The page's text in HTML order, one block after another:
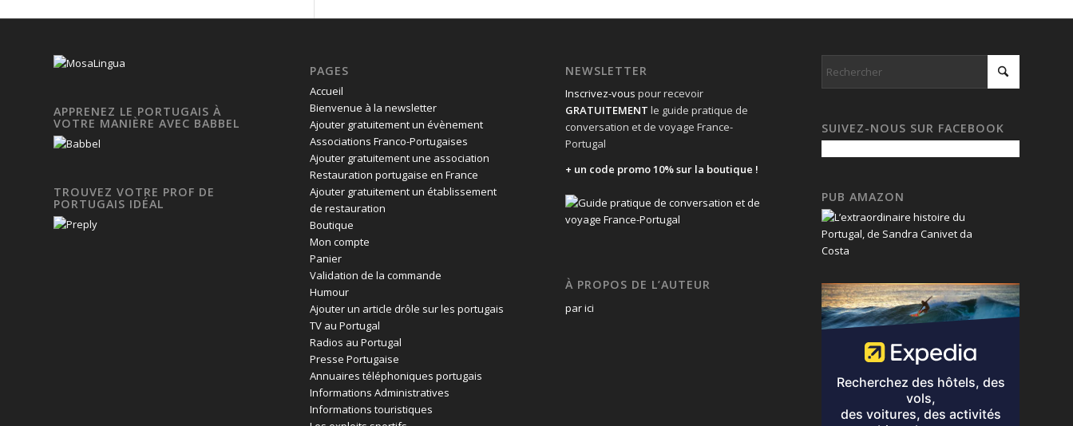
APPRENEZ LE PORTUGAIS À
VOTRE MANIÈRE AVEC BABBEL
TROUVEZ VOTRE PROF DE
PORTUGAIS IDÉAL
PAGES
Accueil
Bienvenue à la newsletter
Ajouter gratuitement un évènement
Associations Franco-Portugaises
Ajouter gratuitement une association
Restauration portugaise en France
Ajouter gratuitement un établissement
de restauration
Boutique
Mon compte
Panier
Validation de la commande
Humour
Ajouter un article drôle sur les portugais
TV au Portugal
Radios au Portugal
Presse Portugaise
Annuaires téléphoniques portugais
Informations Administratives
Informations touristiques
NEWSLETTER
Inscrivez-vous pour recevoir
GRATUITEMENT le guide pratique de
conversation et de voyage France-
Portugal
+ un code promo 10% sur la boutique !
À PROPOS DE L’AUTEUR
par ici
SUIVEZ-NOUS SUR FACEBOOK
PUB AMAZON